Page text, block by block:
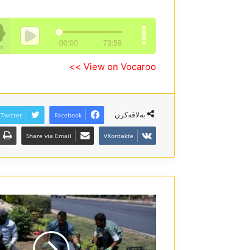
View on Vocaroo >>
بەلاڤەکرن Facebook
Twitter
VKontakte
Share via Email